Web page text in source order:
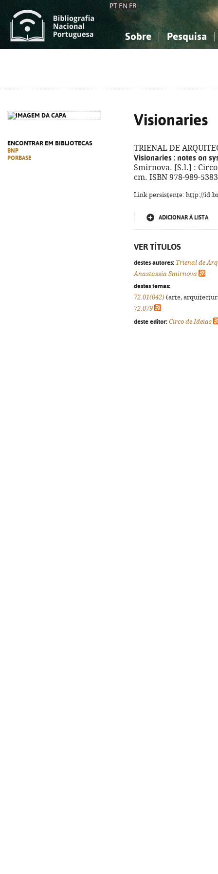
PT EN FR
Sobre Pesquisa
ENCONTRAR EM BIBLIOTECAS
BNP
PORBASE
Visionaries
TRIENAL DE
Visionaries : notes on
Smirnova. [S.l.] :
cm. ISBN 978-989-
Link persistente: http://
ADICIONAR À LISTA
VER TÍTULOS
destes autores: Trienal de
Anastassia Smirnova
destes temas:
72.01(042) (arte,
72.079
deste editor: Circo de Ideias